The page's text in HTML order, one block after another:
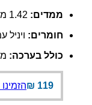
ממדים:
חומרים: ויניל
כולל בערכה:
₪ 119